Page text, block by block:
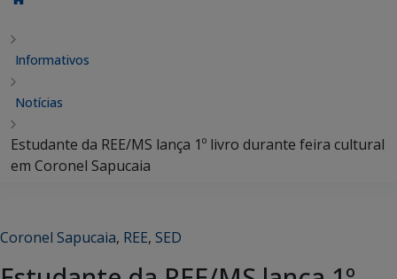
Informativos
Notícias
Estudante da REE/MS lança 1º livro durante feira cultural
em Coronel Sapucaia
Coronel Sapucaia, REE, SED